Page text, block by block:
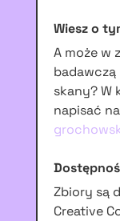
Wiesz o
A może w
skany? W
napisać
Zbiory są
Creative